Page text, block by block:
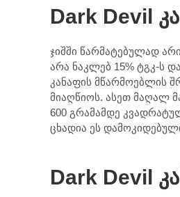
Dark Devil
ჯიშში წარმატებულად
არა ნაკლებ 15% ტგკ-ს
კანაფის მწარმოებლის
მიაღწიოს. ასეთ მაღალ
600 გრამამდე
ცხადია ეს
Dark Devil